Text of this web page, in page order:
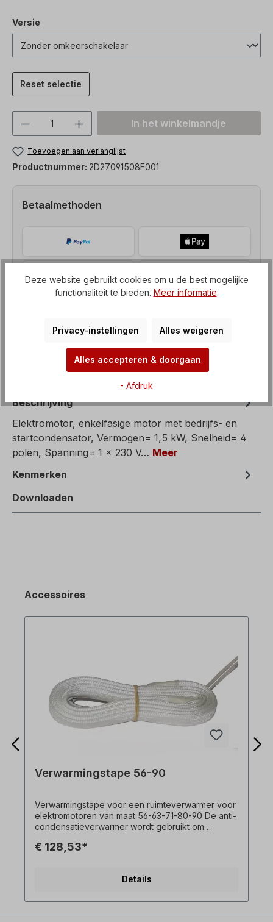
Versie
Reset selectie
Producthoeveelheid: Voer de
In het winkelmandje
Toevoegen aan verlanglijst
Productnummer: 2D27091508F001
Betaalmethoden
Beschrijving
Elektromotor, enkelfasige motor met bedrijfs- en
startcondensator, Vermogen= 1,5 kW, Snelheid= 4
polen, Spanning= 1 x 230 V… Meer
Kenmerken
Downloaden
Accessoires
Verwarmingstape 56-90
Verwarmingstape voor een ruimteverwarmer voor
elektromotoren van maat 56-63-71-80-90 De anti-
condensatieverwarmer wordt gebruikt om
tijdens bedrijfspauzes.
€ 128,53*
Details
Deze website gebruikt cookies om u de best mogelijke
functionaliteit te bieden. Meer informatie.
Privacy-instellingen Alles weigeren
Alles accepteren & doorgaan
- Afdruk